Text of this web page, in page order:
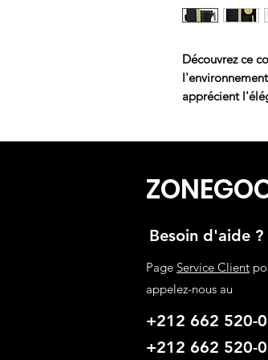
Découvrez ce
apprécient
Besoin d'aide ?
Page Service Client
appelez-nous au
+212 662 520-
+212 662 520-